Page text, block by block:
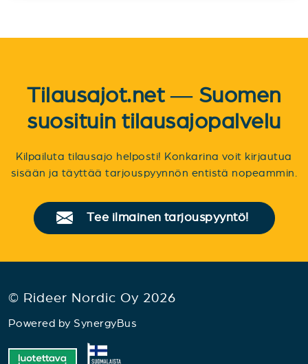
Tilausajot.net — Suomen
suosituin tilausajopalvelu
Kilpailuta tilausajo helposti! Konkarina voit kirjautua
sisään ja täyttää tarjouspyynnön entistä nopeammin.
Tee ilmainen tarjouspyyntö!
© Rideer Nordic Oy 2026
Powered by SynergyBus